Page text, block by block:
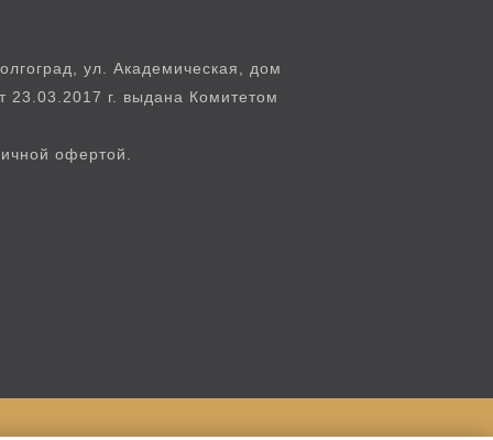
ул. Академическая, дом
23.03.2017 г. выдана Комитетом
офертой.